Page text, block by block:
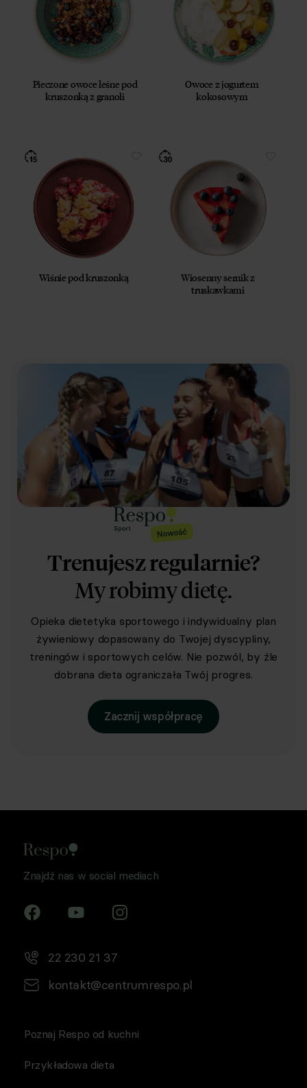
Pieczone owoce leśne pod
kruszonką z granoli
Owoce z jogurtem
kokosowym
Wiśnie pod kruszonką
Wiosenny sernik z
truskawkami
Trenujesz regularnie?
My robimy dietę.
Opieka dietetyka sportowego i indywidualny plan
żywieniowy dopasowany do Twojej dyscypliny,
treningów i sportowych celów. Nie pozwól, by źle
dobrana dieta ograniczała Twój progres.
Zacznij współpracę
Znajdź nas w social mediach
22 230 21 37
kontakt@centrumrespo.pl
Poznaj Respo od kuchni
Przykładowa dieta